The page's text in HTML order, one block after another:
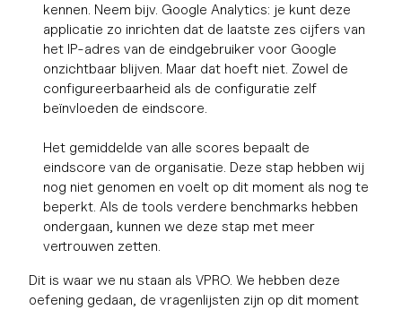
kennen. Neem bijv. Google Analytics: je kunt deze
applicatie zo inrichten dat de laatste zes cijfers van
het IP-adres van de eindgebruiker voor Google
onzichtbaar blijven. Maar dat hoeft niet. Zowel de
configureerbaarheid als de configuratie zelf
beïnvloeden de eindscore.
Het gemiddelde van alle scores bepaalt de
eindscore van de organisatie. Deze stap hebben wij
nog niet genomen en voelt op dit moment als nog te
beperkt. Als de tools verdere benchmarks hebben
ondergaan, kunnen we deze stap met meer
vertrouwen zetten.
Dit is waar we nu staan als VPRO. We hebben deze
oefening gedaan, de vragenlijsten zijn op dit moment